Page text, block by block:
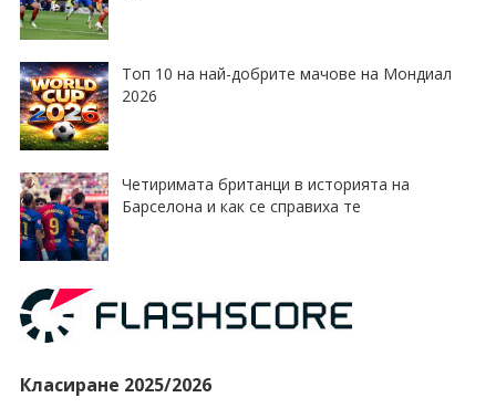
Топ 10 на най-добрите мачове на Мондиал
2026
Четиримата британци в историята на
Барселона и как се справиха те
Класиране 2025/2026